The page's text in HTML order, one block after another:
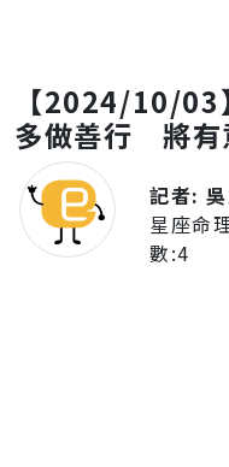
【2024/10/03
多做善行 將有
記者:
星座命
數:4